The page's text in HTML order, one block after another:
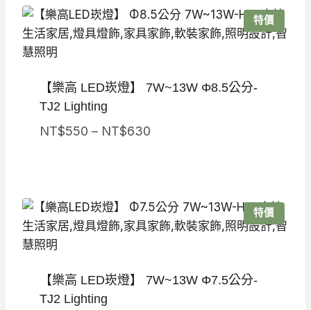
NT$1,050。NT$735。
特價
【樂高 LED崁燈】 7W~13W Φ8.5公分-
TJ2 Lighting
NT$550 – NT$630價
NT$550
到
特價
【樂高 LED崁燈】 7W~13W Φ7.5公分-
TJ2 Lighting